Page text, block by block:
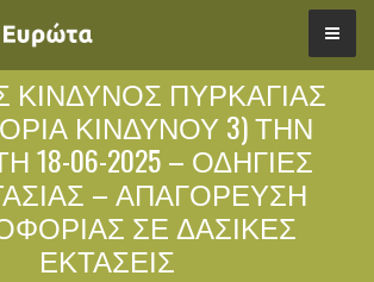
ΠΥΡΚΑΓΙΑΣ
ΚΙΝΔΥΝΟΥ 3) ΤΗΝ
18-06-2025 – ΟΔΗΓΙΕΣ
– ΑΠΑΓΟΡΕΥΣΗ
ΣΕ ΔΑΣΙΚΕΣ
ΕΚΤΑΣΕΙΣ